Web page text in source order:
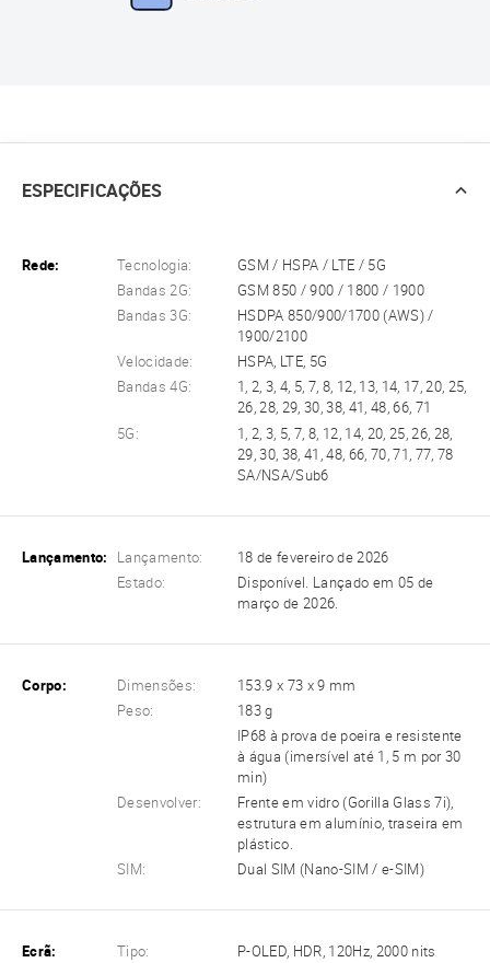
ESPECIFICAÇÕES
Rede: Tecnologia:
GSM / HSPA / LTE / 5G
Bandas 2G:
GSM 850 / 900 / 1800 / 1900
Bandas 3G:
HSDPA 850/900/1700 (AWS) /
1900/2100
Velocidade:
HSPA, LTE, 5G
Bandas 4G:
1, 2, 3, 4, 5, 7, 8, 12, 13, 14, 17, 20, 25,
26, 28, 29, 30, 38, 41, 48, 66, 71
5G:
1, 2, 3, 5, 7, 8, 12, 14, 20, 25, 26, 28,
29, 30, 38, 41, 48, 66, 70, 71, 77, 78
SA/NSA/Sub6
Lançamento: Lançamento:
18 de fevereiro de 2026
Estado:
Disponível. Lançado em 05 de
março de 2026.
Corpo: Dimensões:
153.9 x 73 x 9 mm
Peso:
183 g
IP68 à prova de poeira e resistente
à água (imersível até 1, 5 m por 30
min)
Desenvolver:
Frente em vidro (Gorilla Glass 7i),
estrutura em alumínio, traseira em
plástico.
SIM:
Dual SIM (Nano-SIM / e-SIM)
Ecrã: Tipo:
P-OLED, HDR, 120Hz, 2000 nits